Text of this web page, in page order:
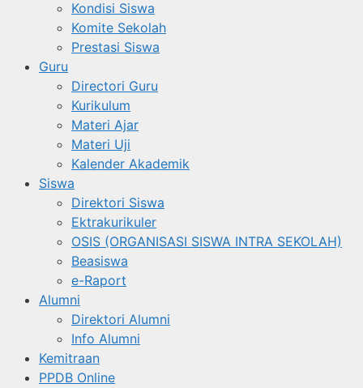
Kondisi Siswa
Komite Sekolah
Prestasi Siswa
Guru
Directori Guru
Kurikulum
Materi Ajar
Materi Uji
Kalender Akademik
Siswa
Direktori Siswa
Ektrakurikuler
OSIS (ORGANISASI SISWA INTRA SEKOLAH)
Beasiswa
e-Raport
Alumni
Direktori Alumni
Info Alumni
Kemitraan
PPDB Online